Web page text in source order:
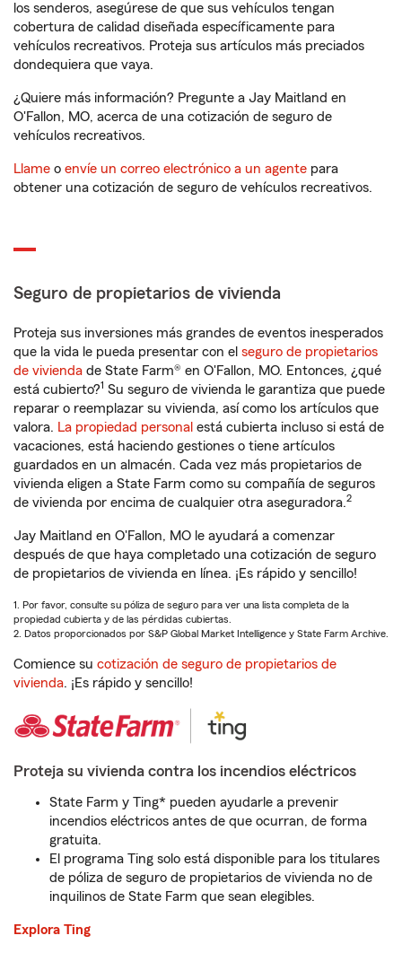
los senderos, asegúrese de que sus vehículos tengan
cobertura de calidad diseñada específicamente para
vehículos recreativos. Proteja sus artículos más preciados
dondequiera que vaya.
¿Quiere más información? Pregunte a Jay Maitland en
O'Fallon, MO, acerca de una cotización de seguro de
vehículos recreativos.
Llame o envíe un correo electrónico a un agente para
obtener una cotización de seguro de vehículos recreativos.
Seguro de propietarios de vivienda
Proteja sus inversiones más grandes de eventos inesperados
que la vida le pueda presentar con el seguro de propietarios
de vivienda de State Farm® en O'Fallon, MO. Entonces, ¿qué
está cubierto?1 Su seguro de vivienda le garantiza que puede
reparar o reemplazar su vivienda, así como los artículos que
valora. La propiedad personal está cubierta incluso si está de
vacaciones, está haciendo gestiones o tiene artículos
guardados en un almacén. Cada vez más propietarios de
vivienda eligen a State Farm como su compañía de seguros
de vivienda por encima de cualquier otra aseguradora.2
Jay Maitland en O'Fallon, MO le ayudará a comenzar
después de que haya completado una cotización de seguro
de propietarios de vivienda en línea. ¡Es rápido y sencillo!
1. Por favor, consulte su póliza de seguro para ver una lista completa de la
propiedad cubierta y de las pérdidas cubiertas.
2. Datos proporcionados por S&P Global Market Intelligence y State Farm Archive.
Comience su cotización de seguro de propietarios de
vivienda. ¡Es rápido y sencillo!
Proteja su vivienda contra los incendios eléctricos
State Farm y Ting* pueden ayudarle a prevenir
incendios eléctricos antes de que ocurran, de forma
gratuita.
El programa Ting solo está disponible para los titulares
de póliza de seguro de propietarios de vivienda no de
inquilinos de State Farm que sean elegibles.
Explora Ting